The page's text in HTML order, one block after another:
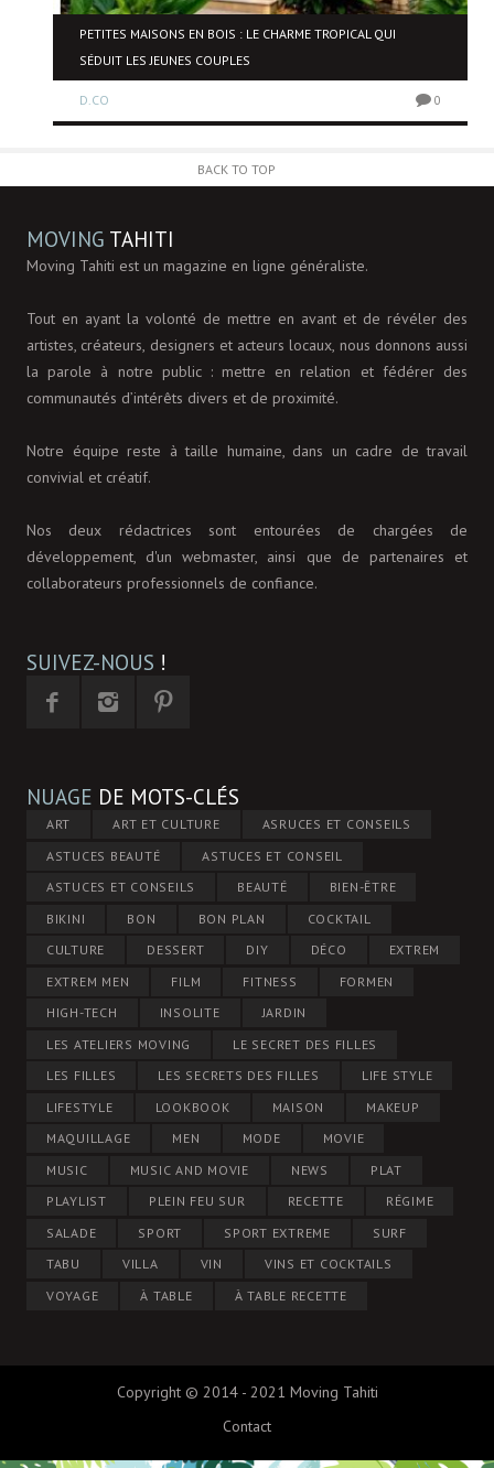
PETITES MAISONS EN BOIS : LE CHARME TROPICAL QUI
SÉDUIT LES JEUNES COUPLES
D.CO 0
BACK TO TOP
MOVING TAHITI
Moving Tahiti est un magazine en ligne généraliste.
Tout en ayant la volonté de mettre en avant et de révéler des
artistes, créateurs, designers et acteurs locaux, nous donnons aussi
la parole à notre public : mettre en relation et fédérer des
communautés d’intérêts divers et de proximité.
Notre équipe reste à taille humaine, dans un cadre de travail
convivial et créatif.
Nos deux rédactrices sont entourées de chargées de
développement, d'un webmaster, ainsi que de partenaires et
collaborateurs professionnels de confiance.
SUIVEZ-NOUS !
NUAGE DE MOTS-CLÉS
ART ART ET CULTURE
ASRUCES ET CONSEILS
ASTUCES BEAUTÉ
ASTUCES ET CONSEIL
ASTUCES ET CONSEILS
BEAUTÉ
BIEN-ÊTRE
BIKINI
BON BON PLAN
COCKTAIL
CULTURE
DESSERT DIY DÉCO
EXTREM
EXTREM MEN
FILM FITNESS
FORMEN
HIGH-TECH
INSOLITE
JARDIN
LES ATELIERS MOVING
LE SECRET DES FILLES
LES FILLES
LES SECRETS DES FILLES
LIFE STYLE
LIFESTYLE
LOOKBOOK MAISON
MAKEUP
MAQUILLAGE
MEN MODE
MOVIE
MUSIC
MUSIC AND MOVIE NEWS
PLAT
PLAYLIST
PLEIN FEU SUR RECETTE
RÉGIME
SALADE
SPORT SPORT EXTREME
SURF
TABU
VILLA VIN
VINS ET COCKTAILS
VOYAGE
À TABLE À TABLE RECETTE
Copyright © 2014 - 2021 Moving Tahiti
Contact